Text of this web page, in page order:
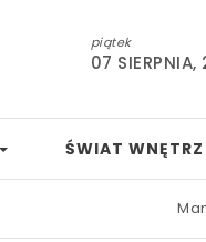
piątek
07
ŚWIAT WNĘTRZ
Mamo,